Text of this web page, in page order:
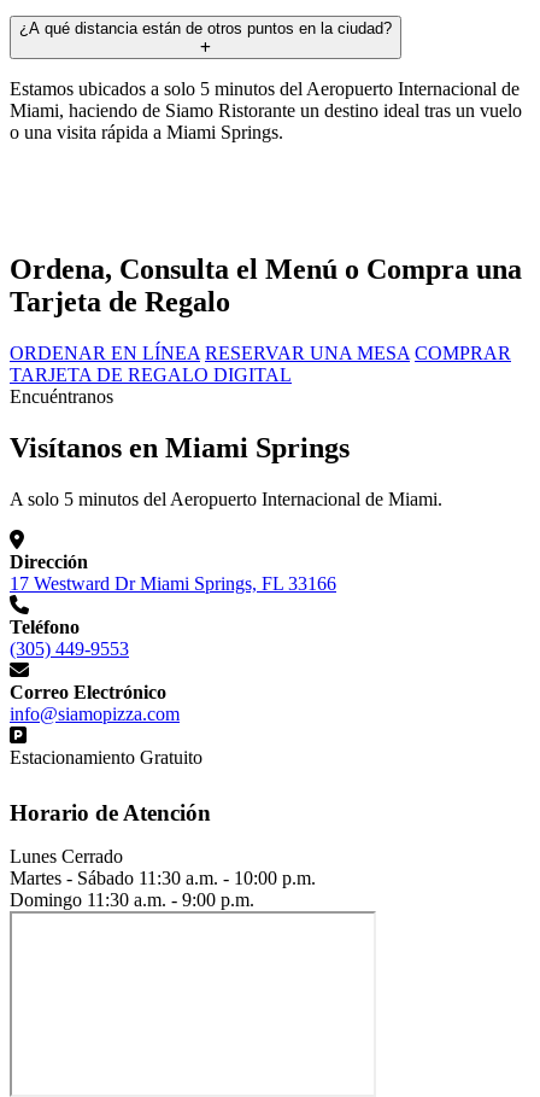
¿A qué distancia están de otros puntos en la ciudad?
Estamos ubicados a solo 5 minutos del Aeropuerto Internacional de
Miami, haciendo de Siamo Ristorante un destino ideal tras un vuelo
o una visita rápida a Miami Springs.
Ordena, Consulta el Menú o Compra una
Tarjeta de Regalo
ORDENAR EN LÍNEA RESERVAR UNA MESA COMPRAR
TARJETA DE REGALO DIGITAL
Encuéntranos
Visítanos en Miami Springs
A solo 5 minutos del Aeropuerto Internacional de Miami.
Dirección
17 Westward Dr Miami Springs, FL 33166
Teléfono
(305) 449-9553
Correo Electrónico
info@siamopizza.com
Estacionamiento Gratuito
Horario de Atención
Lunes Cerrado
Martes - Sábado 11:30 a.m. - 10:00 p.m.
Domingo 11:30 a.m. - 9:00 p.m.